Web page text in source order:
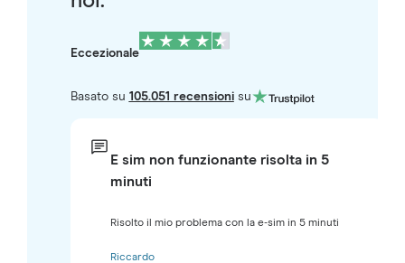
Eccezionale
Basato su 105.051 recensionisu
E sim non funzionante risolta in 5
minuti
Risolto il mio problema con la e-sim in 5 minuti
Riccardo